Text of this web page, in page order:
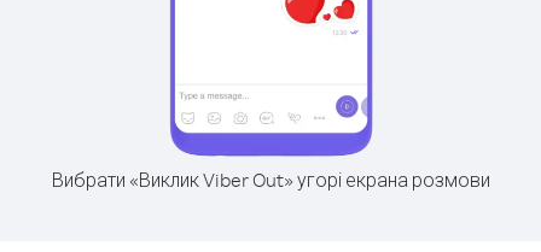
Вибрати «Виклик Viber Out» угорі екрана розмови